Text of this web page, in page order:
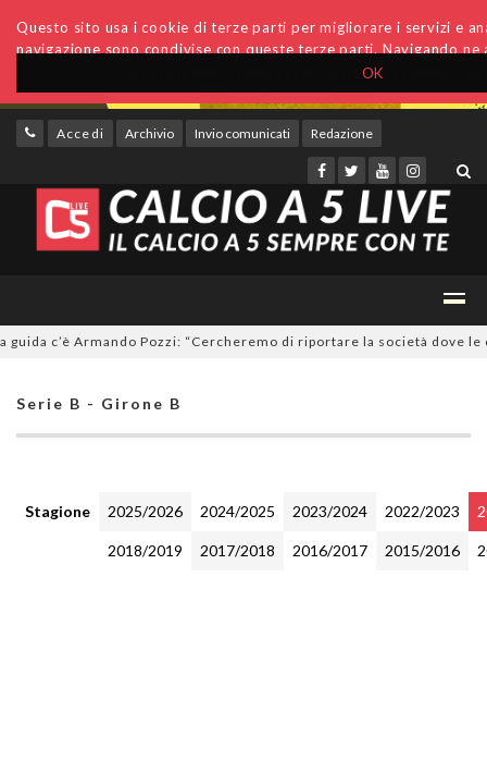
OK
Questo sito usa i cookie di terze parti per migliorare i servizi e
navigazione sono condivise con queste terze parti. Navigando
Accedi Archivio Invio comunicati Redazione
c’è Armando Pozzi: “Cercheremo di riportare la società dove le
Serie B - Girone B
Stagione 2025/2026 2024/2025 2023/2024 2022/2023
2018/2019 2017/2018 2016/2017 2015/2016